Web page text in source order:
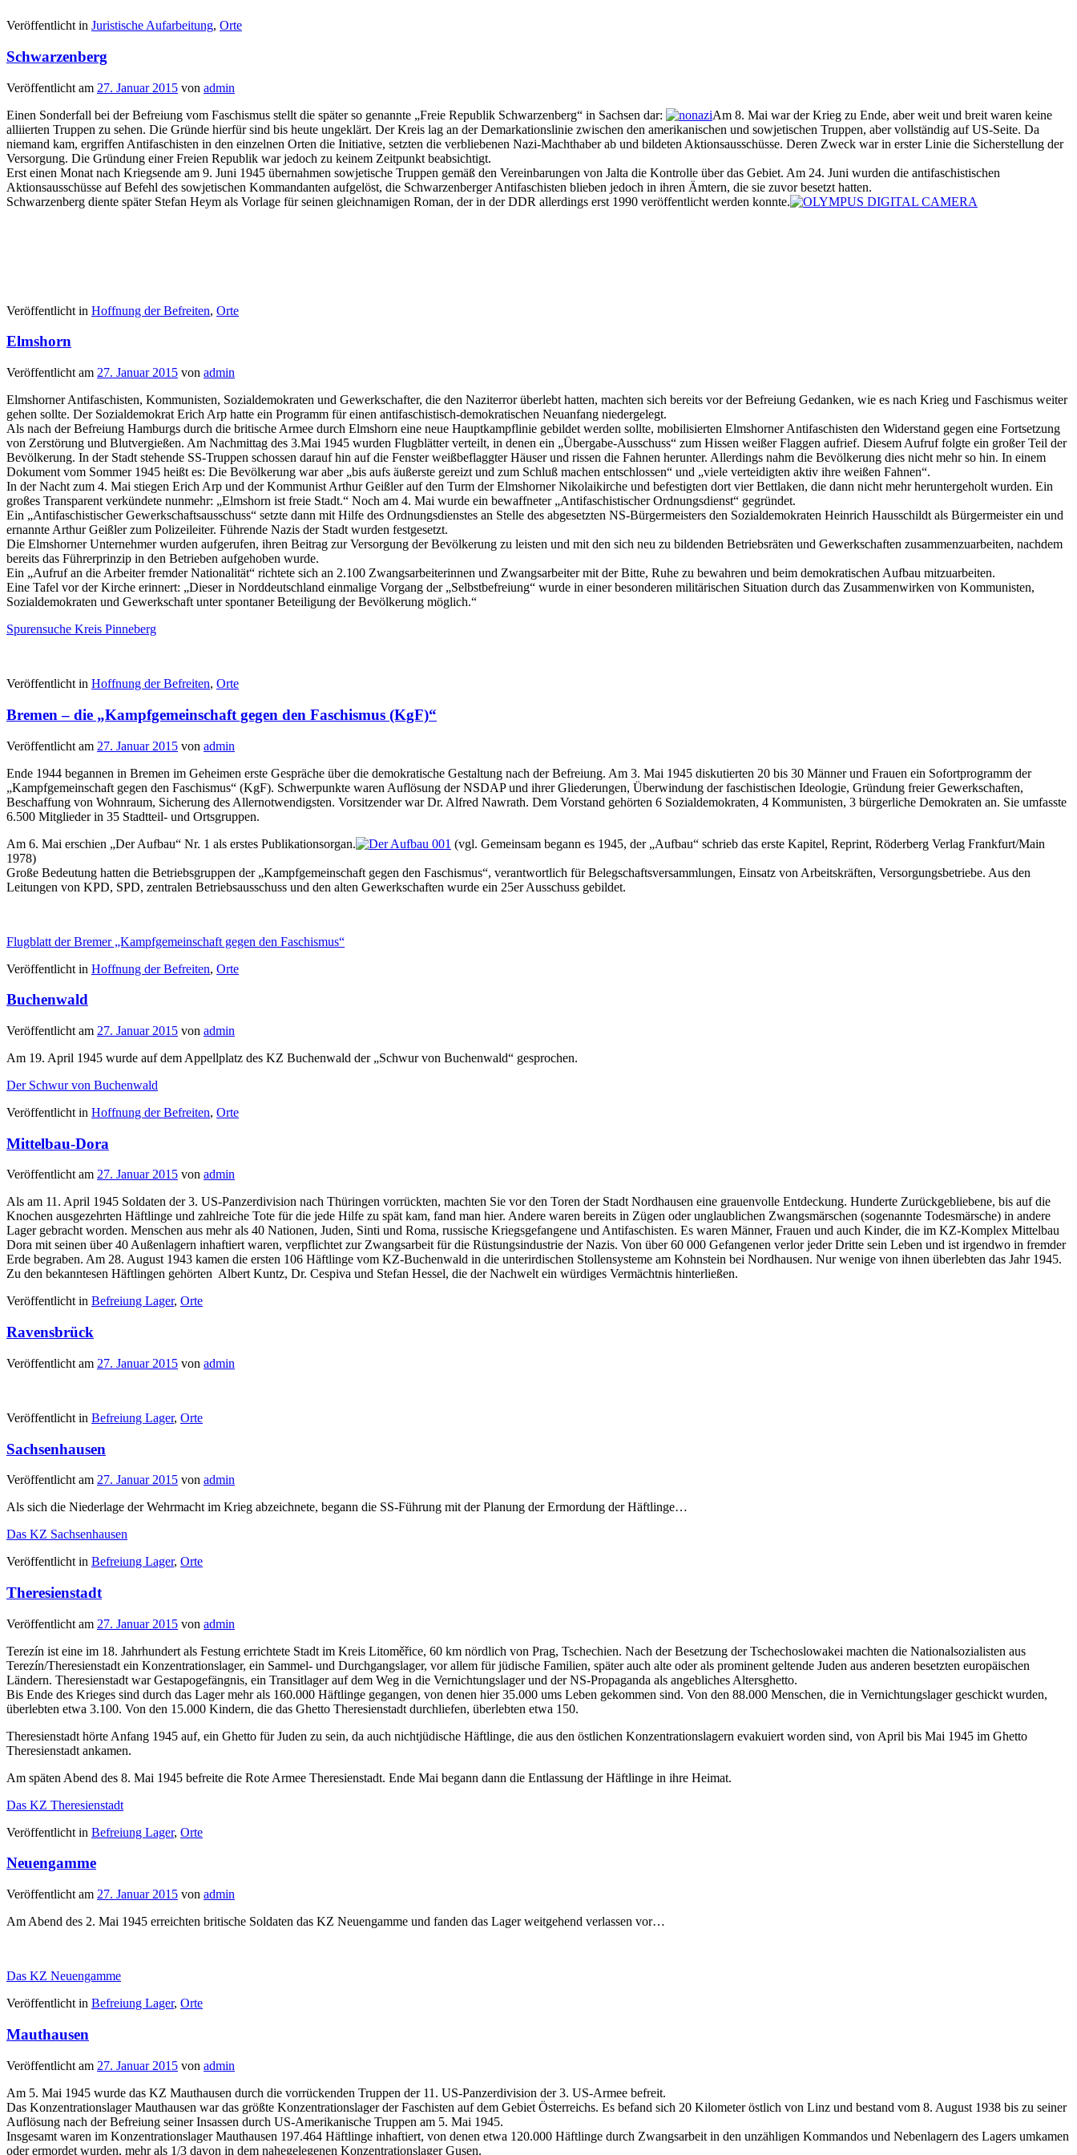
Veröffentlicht in Juristische Aufarbeitung, Orte
Schwarzenberg
Veröffentlicht am 27. Januar 2015 von admin
Einen Sonderfall bei der Befreiung vom Faschismus stellt die später so genannte „Freie Republik Schwarzenberg“ in Sachsen dar:
Am 8. Mai war der Krieg zu Ende, aber weit und breit waren keine
alliierten Truppen zu sehen. Die Gründe hierfür sind bis heute ungeklärt. Der Kreis lag an der Demarkationslinie zwischen den amerikanischen und sowjetischen Truppen, aber vollständig auf US-Seite. Da
niemand kam, ergriffen Antifaschisten in den einzelnen Orten die Initiative, setzten die verbliebenen Nazi-Machthaber ab und bildeten Aktionsausschüsse. Deren Zweck war in erster Linie die Sicherstellung der
Versorgung. Die Gründung einer Freien Republik war jedoch zu keinem Zeitpunkt beabsichtigt.
Erst einen Monat nach Kriegsende am 9. Juni 1945 übernahmen sowjetische Truppen gemäß den Vereinbarungen von Jalta die Kontrolle über das Gebiet. Am 24. Juni wurden die antifaschistischen
Aktionsausschüsse auf Befehl des sowjetischen Kommandanten aufgelöst, die Schwarzenberger Antifaschisten blieben jedoch in ihren Ämtern, die sie zuvor besetzt hatten.
Schwarzenberg diente später Stefan Heym als Vorlage für seinen gleichnamigen Roman, der in der DDR allerdings erst 1990 veröffentlicht werden konnte.
Veröffentlicht in Hoffnung der Befreiten, Orte
Elmshorn
Veröffentlicht am 27. Januar 2015 von admin
Elmshorner Antifaschisten, Kommunisten, Sozialdemokraten und Gewerkschafter, die den Naziterror überlebt hatten, machten sich bereits vor der Befreiung Gedanken, wie es nach Krieg und Faschismus weiter
gehen sollte. Der Sozialdemokrat Erich Arp hatte ein Programm für einen antifaschistisch-demokratischen Neuanfang niedergelegt.
Als nach der Befreiung Hamburgs durch die britische Armee durch Elmshorn eine neue Hauptkampflinie gebildet werden sollte, mobilisierten Elmshorner Antifaschisten den Widerstand gegen eine Fortsetzung
von Zerstörung und Blutvergießen. Am Nachmittag des 3.Mai 1945 wurden Flugblätter verteilt, in denen ein „Übergabe-Ausschuss“ zum Hissen weißer Flaggen aufrief. Diesem Aufruf folgte ein großer Teil der
Bevölkerung. In der Stadt stehende SS-Truppen schossen darauf hin auf die Fenster weißbeflaggter Häuser und rissen die Fahnen herunter. Allerdings nahm die Bevölkerung dies nicht mehr so hin. In einem
Dokument vom Sommer 1945 heißt es: Die Bevölkerung war aber „bis aufs äußerste gereizt und zum Schluß machen entschlossen“ und „viele verteidigten aktiv ihre weißen Fahnen“.
In der Nacht zum 4. Mai stiegen Erich Arp und der Kommunist Arthur Geißler auf den Turm der Elmshorner Nikolaikirche und befestigten dort vier Bettlaken, die dann nicht mehr heruntergeholt wurden. Ein
großes Transparent verkündete nunmehr: „Elmshorn ist freie Stadt.“ Noch am 4. Mai wurde ein bewaffneter „Antifaschistischer Ordnungsdienst“ gegründet.
Ein „Antifaschistischer Gewerkschaftsausschuss“ setzte dann mit Hilfe des Ordnungsdienstes an Stelle des abgesetzten NS-Bürgermeisters den Sozialdemokraten Heinrich Hausschildt als Bürgermeister ein und
ernannte Arthur Geißler zum Polizeileiter. Führende Nazis der Stadt wurden festgesetzt.
Die Elmshorner Unternehmer wurden aufgerufen, ihren Beitrag zur Versorgung der Bevölkerung zu leisten und mit den sich neu zu bildenden Betriebsräten und Gewerkschaften zusammenzuarbeiten, nachdem
bereits das Führerprinzip in den Betrieben aufgehoben wurde.
Ein „Aufruf an die Arbeiter fremder Nationalität“ richtete sich an 2.100 Zwangsarbeiterinnen und Zwangsarbeiter mit der Bitte, Ruhe zu bewahren und beim demokratischen Aufbau mitzuarbeiten.
Eine Tafel vor der Kirche erinnert: „Dieser in Norddeutschland einmalige Vorgang der „Selbstbefreiung“ wurde in einer besonderen militärischen Situation durch das Zusammenwirken von Kommunisten,
Sozialdemokraten und Gewerkschaft unter spontaner Beteiligung der Bevölkerung möglich.“
Spurensuche Kreis Pinneberg
Veröffentlicht in Hoffnung der Befreiten, Orte
Bremen – die „Kampfgemeinschaft gegen den Faschismus (KgF)“
Veröffentlicht am 27. Januar 2015 von admin
Ende 1944 begannen in Bremen im Geheimen erste Gespräche über die demokratische Gestaltung nach der Befreiung. Am 3. Mai 1945 diskutierten 20 bis 30 Männer und Frauen ein Sofortprogramm der
„Kampfgemeinschaft gegen den Faschismus“ (KgF). Schwerpunkte waren Auflösung der NSDAP und ihrer Gliederungen, Überwindung der faschistischen Ideologie, Gründung freier Gewerkschaften,
Beschaffung von Wohnraum, Sicherung des Allernotwendigsten. Vorsitzender war Dr. Alfred Nawrath. Dem Vorstand gehörten 6 Sozialdemokraten, 4 Kommunisten, 3 bürgerliche Demokraten an. Sie umfasste
6.500 Mitglieder in 35 Stadtteil- und Ortsgruppen.
Am 6. Mai erschien „Der Aufbau“ Nr. 1 als erstes Publikationsorgan.
(vgl. Gemeinsam begann es 1945, der „Aufbau“ schrieb das erste Kapitel, Reprint, Röderberg Verlag Frankfurt/Main
1978)
Große Bedeutung hatten die Betriebsgruppen der „Kampfgemeinschaft gegen den Faschismus“, verantwortlich für Belegschaftsversammlungen, Einsatz von Arbeitskräften, Versorgungsbetriebe. Aus den
Leitungen von KPD, SPD, zentralen Betriebsausschuss und den alten Gewerkschaften wurde ein 25er Ausschuss gebildet.
Flugblatt der Bremer „Kampfgemeinschaft gegen den Faschismus“
Veröffentlicht in Hoffnung der Befreiten, Orte
Buchenwald
Veröffentlicht am 27. Januar 2015 von admin
Am 19. April 1945 wurde auf dem Appellplatz des KZ Buchenwald der „Schwur von Buchenwald“ gesprochen.
Der Schwur von Buchenwald
Veröffentlicht in Hoffnung der Befreiten, Orte
Mittelbau-Dora
Veröffentlicht am 27. Januar 2015 von admin
Als am 11. April 1945 Soldaten der 3. US-Panzerdivision nach Thüringen vorrückten, machten Sie vor den Toren der Stadt Nordhausen eine grauenvolle Entdeckung. Hunderte Zurückgebliebene, bis auf die
Knochen ausgezehrten Häftlinge und zahlreiche Tote für die jede Hilfe zu spät kam, fand man hier. Andere waren bereits in Zügen oder unglaublichen Zwangsmärschen (sogenannte Todesmärsche) in andere
Lager gebracht worden. Menschen aus mehr als 40 Nationen, Juden, Sinti und Roma, russische Kriegsgefangene und Antifaschisten. Es waren Männer, Frauen und auch Kinder, die im KZ-Komplex Mittelbau
Dora mit seinen über 40 Außenlagern inhaftiert waren, verpflichtet zur Zwangsarbeit für die Rüstungsindustrie der Nazis. Von über 60 000 Gefangenen verlor jeder Dritte sein Leben und ist irgendwo in fremder
Erde begraben. Am 28. August 1943 kamen die ersten 106 Häftlinge vom KZ-Buchenwald in die unterirdischen Stollensysteme am Kohnstein bei Nordhausen. Nur wenige von ihnen überlebten das Jahr 1945.
Zu den bekanntesen Häftlingen gehörten Albert Kuntz, Dr. Cespiva und Stefan Hessel, die der Nachwelt ein würdiges Vermächtnis hinterließen.
Veröffentlicht in Befreiung Lager, Orte
Ravensbrück
Veröffentlicht am 27. Januar 2015 von admin
Veröffentlicht in Befreiung Lager, Orte
Sachsenhausen
Veröffentlicht am 27. Januar 2015 von admin
Als sich die Niederlage der Wehrmacht im Krieg abzeichnete, begann die SS-Führung mit der Planung der Ermordung der Häftlinge…
Das KZ Sachsenhausen
Veröffentlicht in Befreiung Lager, Orte
Theresienstadt
Veröffentlicht am 27. Januar 2015 von admin
Terezín ist eine im 18. Jahrhundert als Festung errichtete Stadt im Kreis Litoměřice, 60 km nördlich von Prag, Tschechien. Nach der Besetzung der Tschechoslowakei machten die Nationalsozialisten aus
Terezín/Theresienstadt ein Konzentrationslager, ein Sammel- und Durchgangslager, vor allem für jüdische Familien, später auch alte oder als prominent geltende Juden aus anderen besetzten europäischen
Ländern. Theresienstadt war Gestapogefängnis, ein Transitlager auf dem Weg in die Vernichtungslager und der NS-Propaganda als angebliches Altersghetto.
Bis Ende des Krieges sind durch das Lager mehr als 160.000 Häftlinge gegangen, von denen hier 35.000 ums Leben gekommen sind. Von den 88.000 Menschen, die in Vernichtungslager geschickt wurden,
überlebten etwa 3.100. Von den 15.000 Kindern, die das Ghetto Theresienstadt durchliefen, überlebten etwa 150.
Theresienstadt hörte Anfang 1945 auf, ein Ghetto für Juden zu sein, da auch nichtjüdische Häftlinge, die aus den östlichen Konzentrationslagern evakuiert worden sind, von April bis Mai 1945 im Ghetto
Theresienstadt ankamen.
Am späten Abend des 8. Mai 1945 befreite die Rote Armee Theresienstadt. Ende Mai begann dann die Entlassung der Häftlinge in ihre Heimat.
Das KZ Theresienstadt
Veröffentlicht in Befreiung Lager, Orte
Neuengamme
Veröffentlicht am 27. Januar 2015 von admin
Am Abend des 2. Mai 1945 erreichten britische Soldaten das KZ Neuengamme und fanden das Lager weitgehend verlassen vor…
Das KZ Neuengamme
Veröffentlicht in Befreiung Lager, Orte
Mauthausen
Veröffentlicht am 27. Januar 2015 von admin
Am 5. Mai 1945 wurde das KZ Mauthausen durch die vorrückenden Truppen der 11. US-Panzerdivision der 3. US-Armee befreit.
Das Konzentrationslager Mauthausen war das größte Konzentrationslager der Faschisten auf dem Gebiet Österreichs. Es befand sich 20 Kilometer östlich von Linz und bestand vom 8. August 1938 bis zu seiner
Auflösung nach der Befreiung seiner Insassen durch US-Amerikanische Truppen am 5. Mai 1945.
Insgesamt waren im Konzentrationslager Mauthausen 197.464 Häftlinge inhaftiert, von denen etwa 120.000 Häftlinge durch Zwangsarbeit in den unzähligen Kommandos und Nebenlagern des Lagers umkamen
oder ermordet wurden, mehr als 1/3 davon in dem nahegelegenen Konzentrationslager Gusen.